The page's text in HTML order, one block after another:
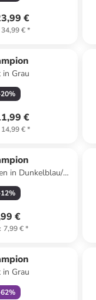
€
34,99 €*
in Grau
20%
€
14,99 €*
in Dunkelblau/
Anthrazit
12%
€
7,99 €*
in Grau
62%